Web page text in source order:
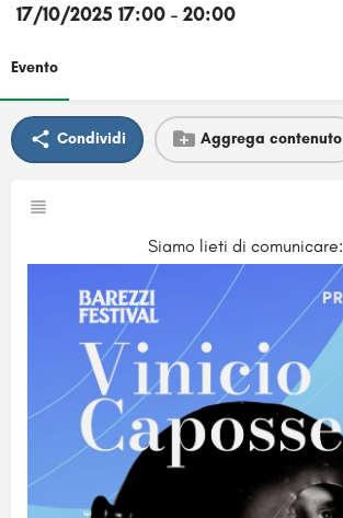
17/10/2025 17:00 - 20:00
Evento
Condividi Aggrega contenuto
Siamo lieti di comunicare: